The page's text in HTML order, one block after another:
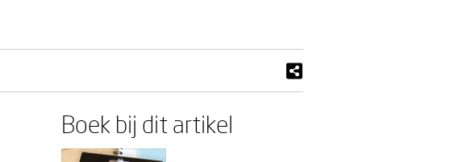
Boek bij dit artikel